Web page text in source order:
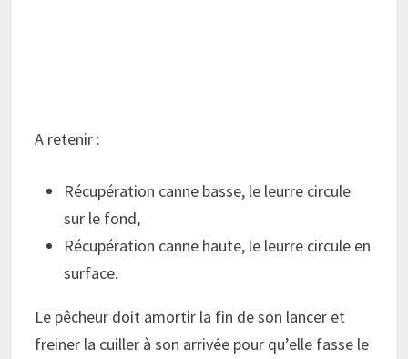
A retenir :
Récupération canne basse, le leurre circule
sur le fond,
Récupération canne haute, le leurre circule en
surface.
Le pêcheur doit amortir la fin de son lancer et
freiner la cuiller à son arrivée pour qu’elle fasse le